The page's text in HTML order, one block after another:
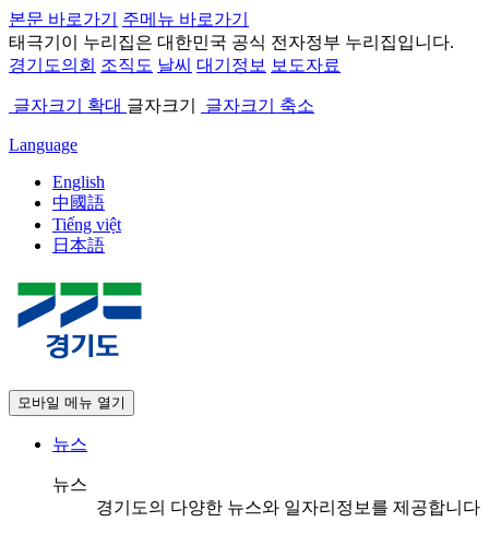
본문 바로가기
주메뉴 바로가기
태극기 이 누리집은 대한민국 공식 전자정부 누리집입니다.
경기도의회 조직도 날씨 대기정보 보도자료
글자크기 확대 글자크기 글자크기 축소
Language
English
中國語
Tiếng việt
日本語
모바일 메뉴 열기
뉴스
뉴스
경기도의 다양한 뉴스와 일자리정보를 제공합니다